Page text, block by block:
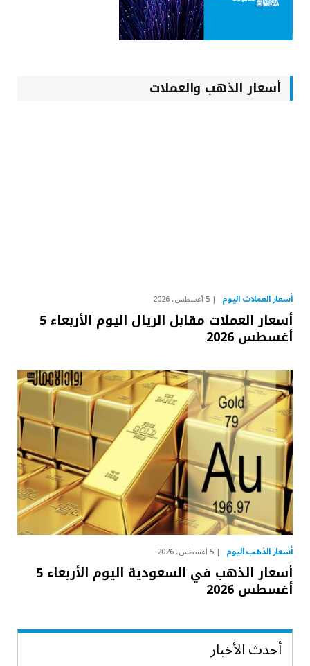
أسعار الذهب والعملات
أسعار العملات اليوم 5 أغسطس، 2026
أسعار العملات مقابل الريال اليوم الأربعاء 5
أغسطس 2026
أسعار الذهب اليوم 5 أغسطس، 2026
أسعار الذهب في السعودية اليوم الأربعاء 5
أغسطس 2026
أحدث الأخبار